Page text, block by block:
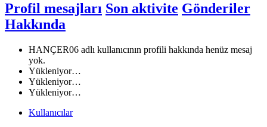
Profil mesajları Son aktivite Gönderiler
Hakkında
HANÇER06 adlı kullanıcının profili hakkında henüz mesaj
yok.
Yükleniyor…
Yükleniyor…
Yükleniyor…
Kullanıcılar